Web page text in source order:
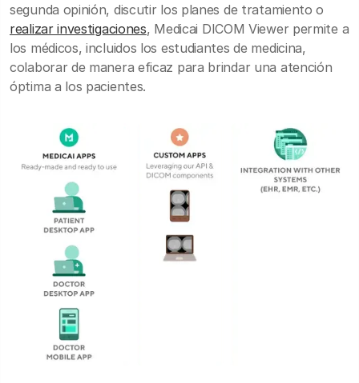
segunda opinión, discutir los planes de tratamiento o
realizar investigaciones, Medicai DICOM Viewer permite a
los médicos, incluidos los estudiantes de medicina,
colaborar de manera eficaz para brindar una atención
óptima a los pacientes.